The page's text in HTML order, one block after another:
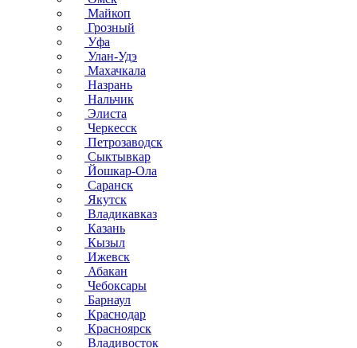
Майкоп
Грозный
Уфа
Улан-Удэ
Махачкала
Назрань
Нальчик
Элиста
Черкесск
Петрозаводск
Сыктывкар
Йошкар-Ола
Саранск
Якутск
Владикавказ
Казань
Кызыл
Ижевск
Абакан
Чебоксары
Барнаул
Краснодар
Красноярск
Владивосток